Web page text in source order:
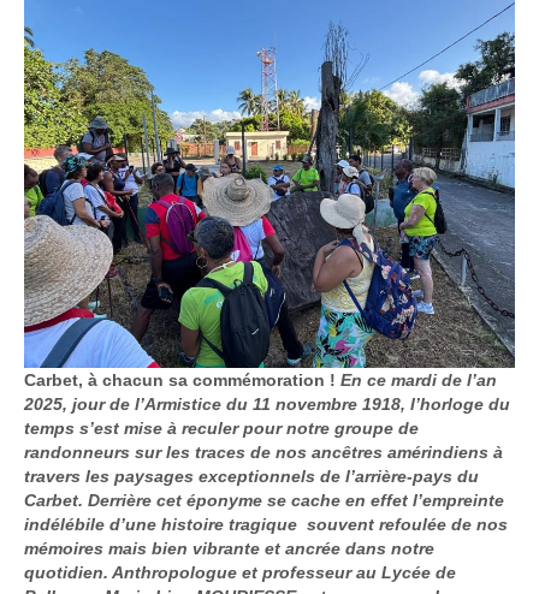
Carbet, à chacun sa commémoration ! En ce mardi de l’an
2025, jour de l’Armistice du 11 novembre 1918, l’horloge du
temps s’est mise à reculer pour notre groupe de
randonneurs sur les traces de nos ancêtres amérindiens à
travers les paysages exceptionnels de l’arrière-pays du
Carbet. Derrière cet éponyme se cache en effet l’empreinte
indélébile d’une histoire tragique souvent refoulée de nos
mémoires mais bien vibrante et ancrée dans notre
quotidien. Anthropologue et professeur au Lycée de